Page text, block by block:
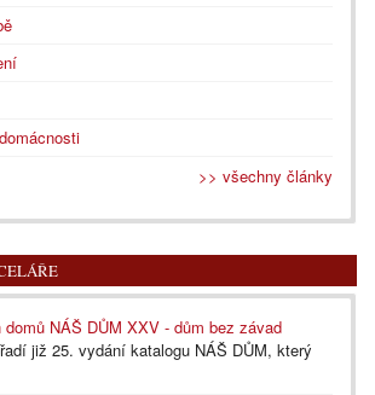
>> všechny články
domů NÁŠ DŮM XXV - dům bez závad
již 25. vydání katalogu NÁŠ DŮM, který